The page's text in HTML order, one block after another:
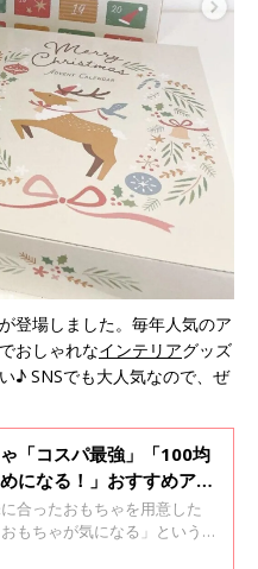
登場しました。毎年人気のア
おしゃれなインテリアグッズ
♪ SNSでも大人気なので、ぜ
「コスパ最強」「100均
になる！」おすすめアイ
に合ったおもちゃを用意した
もちゃが気になる」という方